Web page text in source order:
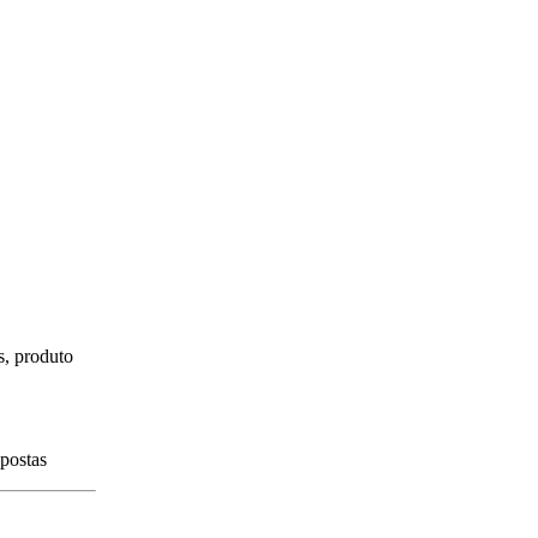
produto